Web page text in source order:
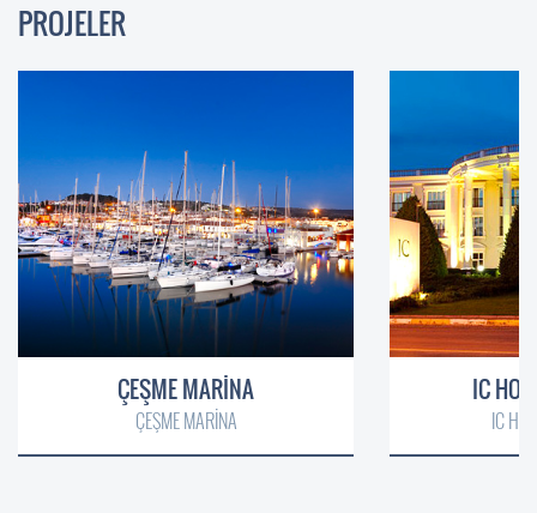
PROJELER
ÇEŞME MARİNA
ÇEŞME MARİNA
IC
IC